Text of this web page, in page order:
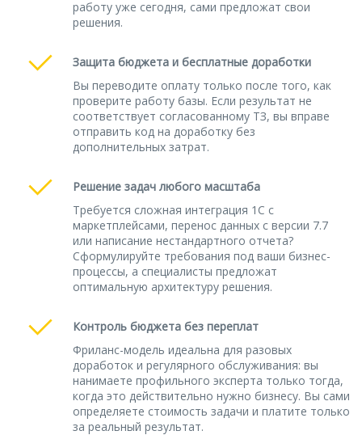
работу уже сегодня, сами предложат свои
решения.
Защита бюджета и бесплатные доработки
Вы переводите оплату только после того, как
проверите работу базы. Если результат не
соответствует согласованному ТЗ, вы вправе
отправить код на доработку без
дополнительных затрат.
Решение задач любого масштаба
Требуется сложная интеграция 1С с
маркетплейсами, перенос данных с версии 7.7
или написание нестандартного отчета?
Сформулируйте требования под ваши бизнес-
процессы, а специалисты предложат
оптимальную архитектуру решения.
Контроль бюджета без переплат
Фриланс-модель идеальна для разовых
доработок и регулярного обслуживания: вы
нанимаете профильного эксперта только тогда,
когда это действительно нужно бизнесу. Вы сами
определяете стоимость задачи и платите только
за реальный результат.